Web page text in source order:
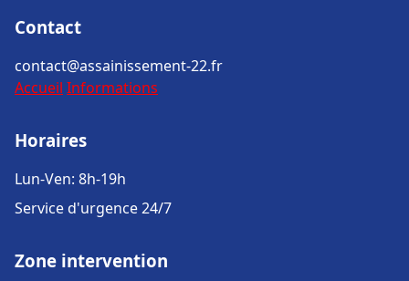
Contact
contact@assainissement-22.fr
Accueil Informations
Horaires
Lun-Ven: 8h-19h
Service d'urgence 24/7
Zone intervention